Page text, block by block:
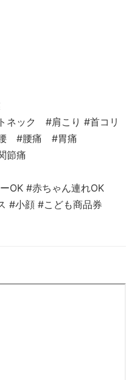
ック #肩こり #首コリ
#腰痛 #胃痛
節痛
OK #赤ちゃん連れOK
#小顔 #こども商品券